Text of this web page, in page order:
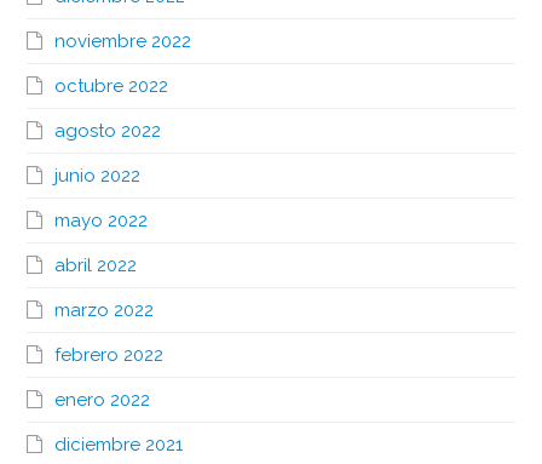
noviembre 2022
octubre 2022
agosto 2022
junio 2022
mayo 2022
abril 2022
marzo 2022
febrero 2022
enero 2022
diciembre 2021